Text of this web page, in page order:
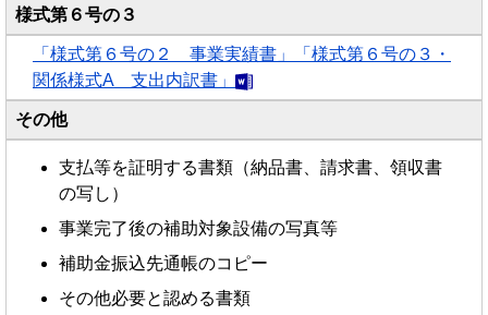
様式第６号の３
「様式第６号の２ 事業実績書」「様式第６号の３・
関係様式A 支出内訳書」
その他
支払等を証明する書類（納品書、請求書、領収書
の写し）
事業完了後の補助対象設備の写真等
補助金振込先通帳のコピー
その他必要と認める書類